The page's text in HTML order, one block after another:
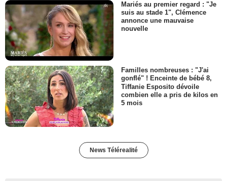
Mariés au premier regard : "Je
suis au stade 1", Clémence
annonce une mauvaise
nouvelle
Familles nombreuses : "J'ai
gonflé" ! Enceinte de bébé 8,
Tiffanie Esposito dévoile
combien elle a pris de kilos en
5 mois
News Télérealité